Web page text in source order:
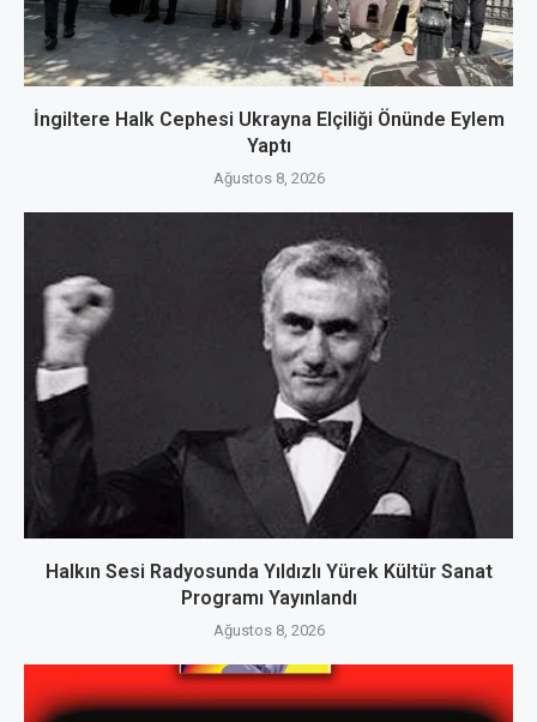
İngiltere Halk Cephesi Ukrayna Elçiliği Önünde Eylem
Yaptı
Ağustos 8, 2026
Halkın Sesi Radyosunda Yıldızlı Yürek Kültür Sanat
Programı Yayınlandı
Ağustos 8, 2026